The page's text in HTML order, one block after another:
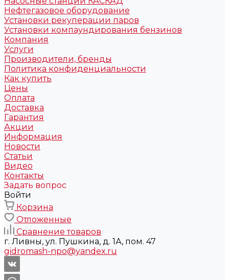
Нефтегазовое оборудование
Установки рекуперации паров
Установки компаундирования бензинов
Компания
Услуги
Производители, бренды
Политика конфиденциальности
Как купить
Цены
Оплата
Доставка
Гарантия
Акции
Информация
Новости
Статьи
Видео
Контакты
Задать вопрос
Войти
Корзина
Отложенные
Сравнение товаров
г. Ливны, ул. Пушкина, д. 1А, пом. 47
gidromash-npo@yandex.ru